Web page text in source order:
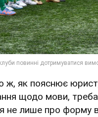
ж, як пояснює
щодо мови,
не лише про форму